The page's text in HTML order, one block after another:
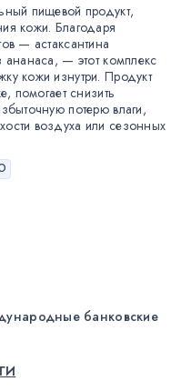
пищевой продукт,
кожи. Благодаря
— астаксантина
— этот комплекс
кожи изнутри. Продукт
помогает снизить
потерю влаги,
воздуха или сезонных
банковские